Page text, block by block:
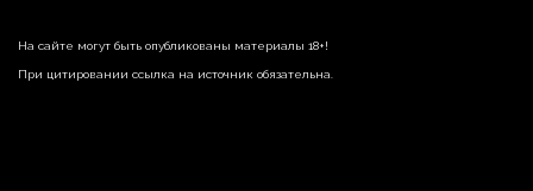
На сайте могут быть опубликованы материалы 18+!
При цитировании ссылка на источник обязательна.